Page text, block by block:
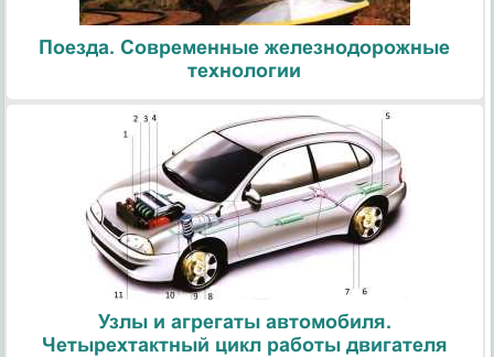
Поезда. Современные железнодорожные
технологии
Узлы и агрегаты автомобиля.
Четырехтактный цикл работы двигателя